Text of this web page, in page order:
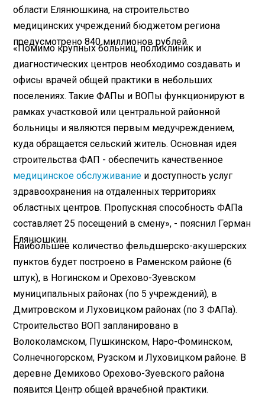
области Елянюшкина, на строительство
медицинских учреждений бюджетом региона
предусмотрено 840 миллионов рублей.
«Помимо крупных больниц, поликлиник и
диагностических центров необходимо создавать и
офисы врачей общей практики в небольших
поселениях. Такие ФАПы и ВОПы функционируют в
рамках участковой или центральной районной
больницы и являются первым медучреждением,
куда обращается сельский житель. Основная идея
строительства ФАП - обеспечить качественное
медицинское обслуживание и доступность услуг
здравоохранения на отдаленных территориях
областных центров. Пропускная способность ФАПа
составляет 25 посещений в смену», - пояснил Герман
Елянюшкин.
Наибольшее количество фельдшерско-акушерских
пунктов будет построено в Раменском районе (6
штук), в Ногинском и Орехово-Зуевском
муниципальных районах (по 5 учреждений), в
Дмитровском и Луховицком районах (по 3 ФАПа).
Строительство ВОП запланировано в
Волоколамском, Пушкинском, Наро-Фоминском,
Солнечногорском, Рузском и Луховицком районе. В
деревне Демихово Орехово-Зуевского района
появится Центр общей врачебной практики.